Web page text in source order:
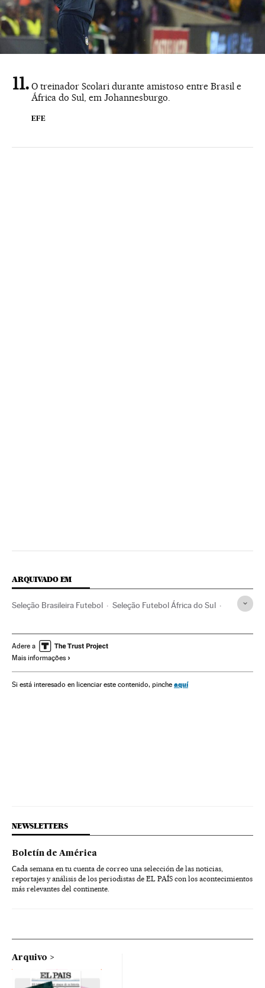
O treinador Scolari durante amistoso entre Brasil e
África do Sul, em Johannesburgo.
EFE
ARQUIVADO EM
Seleção Brasileira Futebol Seleção Futebol África do Sul
Adere a
Mais informações
Si está interesado en licenciar este contenido, pinche aquí
NEWSLETTERS
Boletín de América
Cada semana en tu cuenta de correo una selección de las noticias,
reportajes y análisis de los periodistas de EL PAÍS con los acontecimientos
más relevantes del continente.
Arquivo